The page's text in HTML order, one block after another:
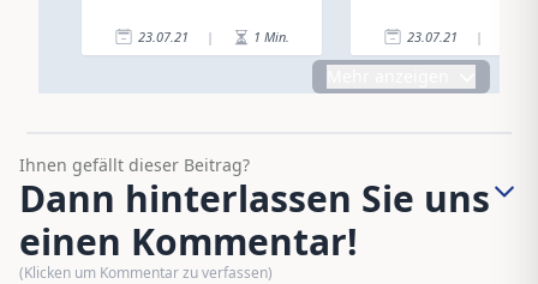
23.07.21 | 1 Min. 23.07.21 |
Ihnen gefällt dieser Beitrag?
Dann hinterlassen Sie uns
einen Kommentar!
(Klicken um Kommentar zu verfassen)